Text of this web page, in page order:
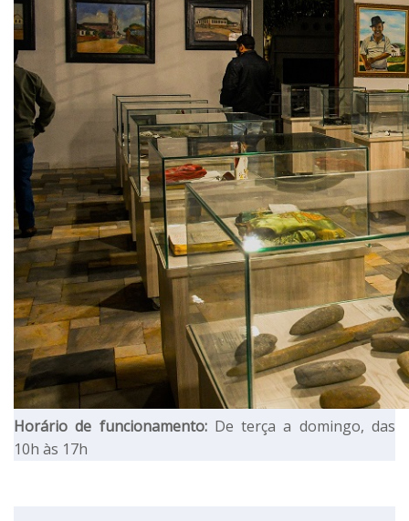
Horário de funcionamento:De terça a domingo, das
10h às 17h